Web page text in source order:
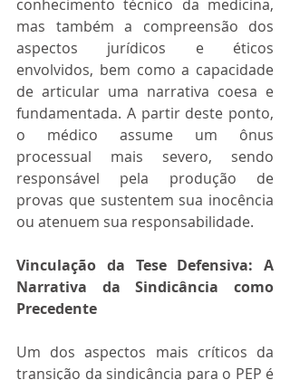
conhecimento técnico da medicina,
mas também a compreensão dos
aspectos jurídicos e éticos
envolvidos, bem como a capacidade
de articular uma narrativa coesa e
fundamentada. A partir deste ponto,
o médico assume um ônus
processual mais severo, sendo
responsável pela produção de
provas que sustentem sua inocência
ou atenuem sua responsabilidade.
Vinculação da Tese Defensiva: A
Narrativa da Sindicância como
Precedente
Um dos aspectos mais críticos da
transição da sindicância para o PEP é